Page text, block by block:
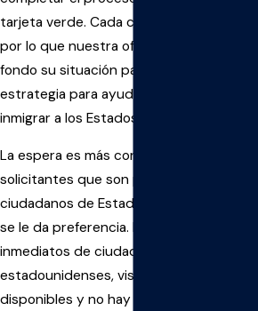
tarjeta verde. Cada caso es diferente,
por lo que nuestra oficina evaluará a
fondo su situación para llegar a la mejor
estrategia para ayudar a su familiar
inmigrar a los Estados Unidos.
La espera es más corta para los
solicitantes que son patrocinados por
ciudadanos de Estados Unidos, a quien
se le da preferencia. Para los familiares
inmediatos de ciudadanos
estadounidenses, visas están siempre
disponibles y no hay necesidad de